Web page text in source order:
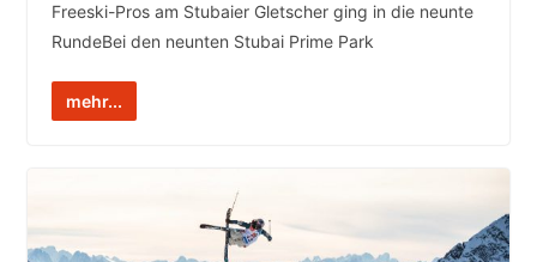
Freeski-Pros am Stubaier Gletscher ging in die neunte
RundeBei den neunten Stubai Prime Park
mehr...